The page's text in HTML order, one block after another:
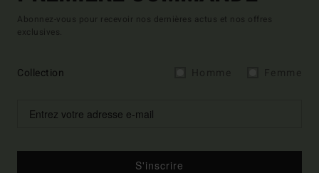
Abonnez-vous pour recevoir nos dernières actus et nos offres
exclusives.
Collection
S'inscrire